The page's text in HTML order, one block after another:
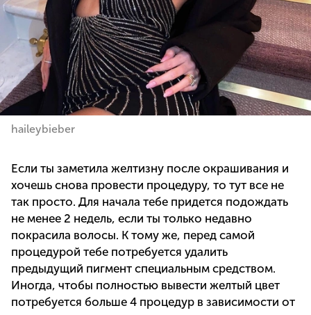
haileybieber
Если ты заметила желтизну после окрашивания и
хочешь снова провести процедуру, то тут все не
так просто. Для начала тебе придется подождать
не менее 2 недель, если ты только недавно
покрасила волосы. К тому же, перед самой
процедурой тебе потребуется удалить
предыдущий пигмент специальным средством.
Иногда, чтобы полностью вывести желтый цвет
потребуется больше 4 процедур в зависимости от